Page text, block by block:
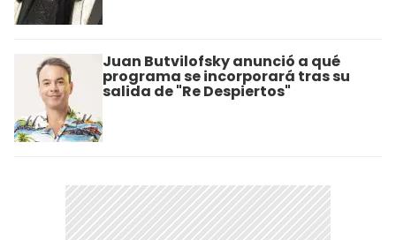
Juan Butvilofsky anunció a qué
programa se incorporará tras su
salida de "Re Despiertos"